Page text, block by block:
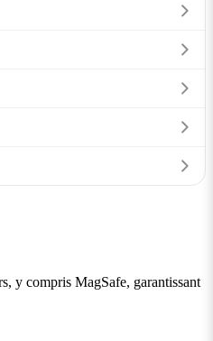
y compris MagSafe, garantissant